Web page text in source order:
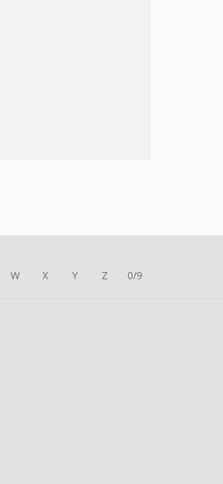
W X Y Z 0/9